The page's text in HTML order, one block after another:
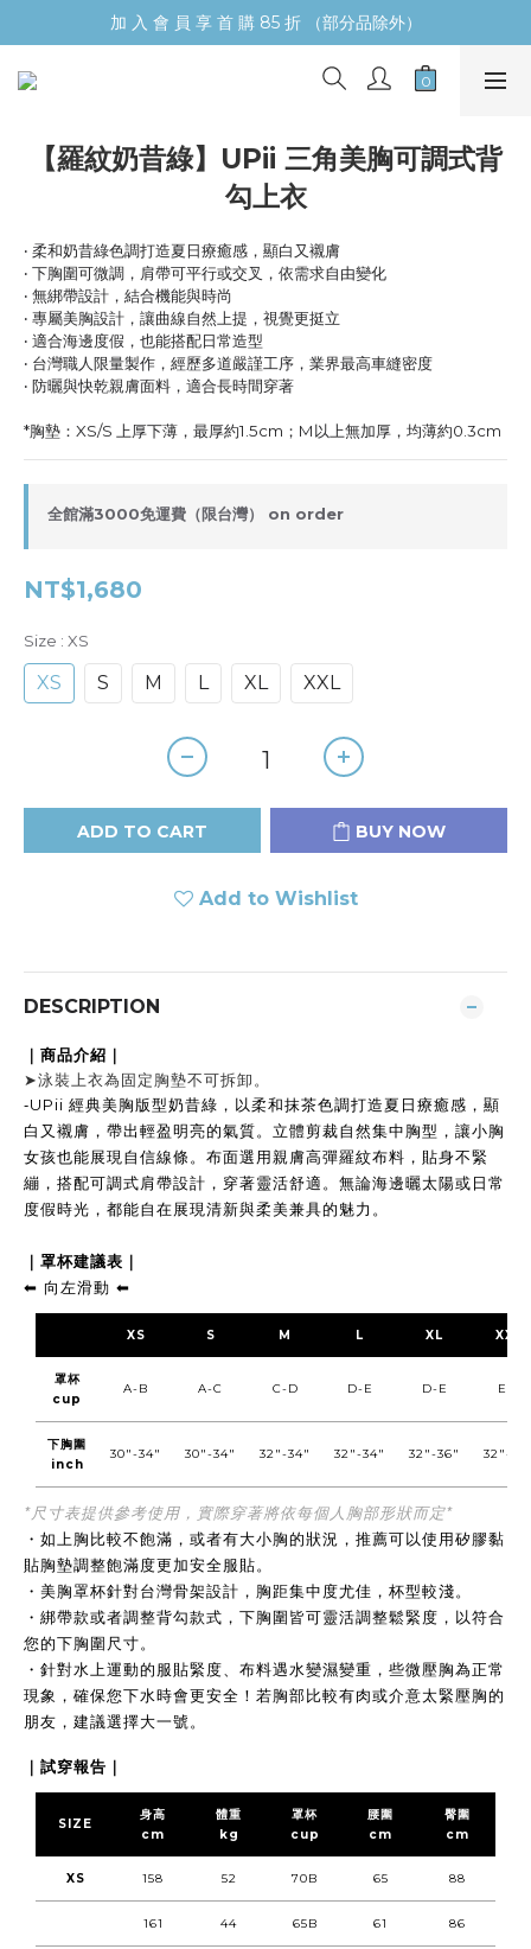
加 入 會 員 享 首 購 85 折 （部分品除外）
【羅紋奶昔綠】UPii 三角美胸可調式背
勾上衣
‧ 柔和奶昔綠色調打造夏日療癒感，顯白又襯膚
‧ 下胸圍可微調，肩帶可平行或交叉，依需求自由變化
‧ 無綁帶設計，結合機能與時尚
‧ 專屬美胸設計，讓曲線自然上提，視覺更挺立
‧ 適合海邊度假，也能搭配日常造型
‧ 台灣職人限量製作，經歷多道嚴謹工序，業界最高車縫密度
‧ 防曬與快乾親膚面料，適合長時間穿著
*胸墊：XS/S 上厚下薄，最厚約1.5cm；M以上無加厚，均薄約0.3cm
全館滿3000免運費（限台灣） on order
NT$1,680
Size : XS
XS S M L XL XXL
ADD TO CART BUY NOW
Add to Wishlist
DESCRIPTION
｜商品介紹｜
➤泳裝上衣為固定胸墊不可拆卸。
-UPii 經典美胸版型奶昔綠，以柔和抹茶色調打造夏日療癒感，顯
白又襯膚，帶出輕盈明亮的氣質。立體剪裁自然集中胸型，讓小胸
女孩也能展現自信線條。布面選用親膚高彈羅紋布料，貼身不緊
繃，搭配可調式肩帶設計，穿著靈活舒適。無論海邊曬太陽或日常
度假時光，都能自在展現清新與柔美兼具的魅力。
｜罩杯建議表｜
⬅︎ 向左滑動 ⬅︎
XS S M L XL XXL
罩杯
cup
A-B A-C C-D D-E D-E E-F
下胸圍
inch
30"-34" 30"-34" 32"-34" 32"-34" 32"-36" 32"-
*尺寸表提供參考使用，實際穿著將依每個人胸部形狀而定*
・ 如上胸比較不飽滿，或者有大小胸的狀況，推薦可以使用矽膠黏
貼胸墊調整飽滿度更加安全服貼。
・ 美胸罩杯針對台灣骨架設計，胸距集中度尤佳，杯型較淺。
・ 綁帶款或者調整背勾款式，下胸圍皆可靈活調整鬆緊度，以符合
您的下胸圍尺寸。
・ 針對水上運動的服貼緊度、 布料遇水變濕變重 ，些微壓胸為正常
現象，確保您下水時會更安全！ 若胸部比較有肉或介意太緊壓胸的
朋友，建議選擇大一號。
｜試穿報告｜
SIZE
身高
cm
體重
kg
罩杯
cup
腰圍
cm
臀圍
cm
XS 158 52 70B 65 88
161 44 65B 61 86